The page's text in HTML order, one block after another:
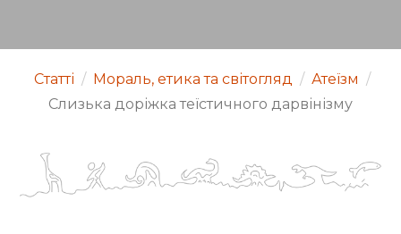
Статті / Мораль, етика та світогляд / Атеїзм /
Слизька доріжка теїстичного дарвінізму